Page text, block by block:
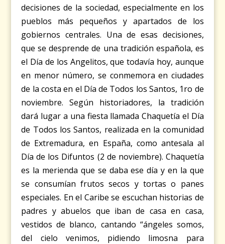
decisiones de la sociedad, especialmente en los
pueblos más pequeños y apartados de los
gobiernos centrales. Una de esas decisiones,
que se desprende de una tradición española, es
el Día de los Angelitos, que todavía hoy, aunque
en menor número, se conmemora en ciudades
de la costa en el Día de Todos los Santos, 1ro de
noviembre. Según historiadores, la tradición
dará lugar a una fiesta llamada Chaquetía el Día
de Todos los Santos, realizada en la comunidad
de Extremadura, en España, como antesala al
Día de los Difuntos (2 de noviembre). Chaquetía
es la merienda que se daba ese día y en la que
se consumían frutos secos y tortas o panes
especiales. En el Caribe se escuchan historias de
padres y abuelos que iban de casa en casa,
vestidos de blanco, cantando “ángeles somos,
del cielo venimos, pidiendo limosna para